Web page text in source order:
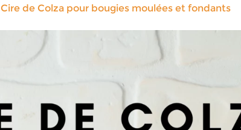
Cire de Colza pour bougies moulées et fondants